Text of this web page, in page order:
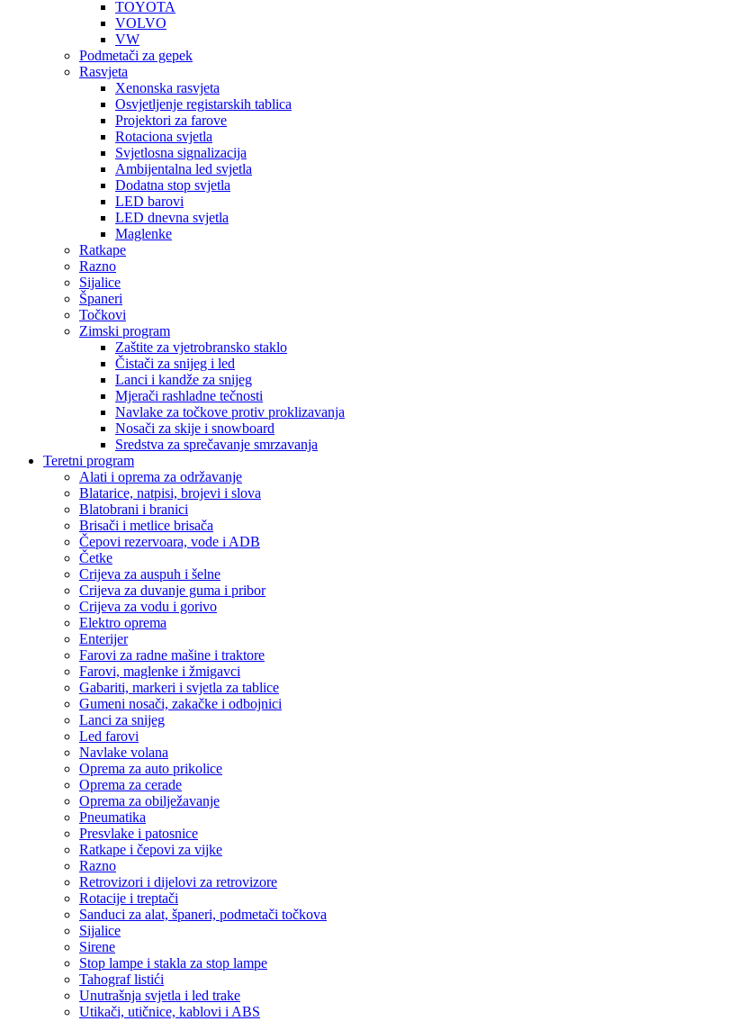
TOYOTA
VOLVO
VW
Podmetači za gepek
Rasvjeta
Xenonska rasvjeta
Osvjetljenje registarskih tablica
Projektori za farove
Rotaciona svjetla
Svjetlosna signalizacija
Ambijentalna led svjetla
Dodatna stop svjetla
LED barovi
LED dnevna svjetla
Maglenke
Ratkape
Razno
Sijalice
Španeri
Točkovi
Zimski program
Zaštite za vjetrobransko staklo
Čistači za snijeg i led
Lanci i kandže za snijeg
Mjerači rashladne tečnosti
Navlake za točkove protiv proklizavanja
Nosači za skije i snowboard
Sredstva za sprečavanje smrzavanja
Teretni program
Alati i oprema za održavanje
Blatarice, natpisi, brojevi i slova
Blatobrani i branici
Brisači i metlice brisača
Čepovi rezervoara, vode i ADB
Četke
Crijeva za auspuh i šelne
Crijeva za duvanje guma i pribor
Crijeva za vodu i gorivo
Elektro oprema
Enterijer
Farovi za radne mašine i traktore
Farovi, maglenke i žmigavci
Gabariti, markeri i svjetla za tablice
Gumeni nosači, zakačke i odbojnici
Lanci za snijeg
Led farovi
Navlake volana
Oprema za auto prikolice
Oprema za cerade
Oprema za obilježavanje
Pneumatika
Presvlake i patosnice
Ratkape i čepovi za vijke
Razno
Retrovizori i dijelovi za retrovizore
Rotacije i treptači
Sanduci za alat, španeri, podmetači točkova
Sijalice
Sirene
Stop lampe i stakla za stop lampe
Tahograf listići
Unutrašnja svjetla i led trake
Utikači, utičnice, kablovi i ABS